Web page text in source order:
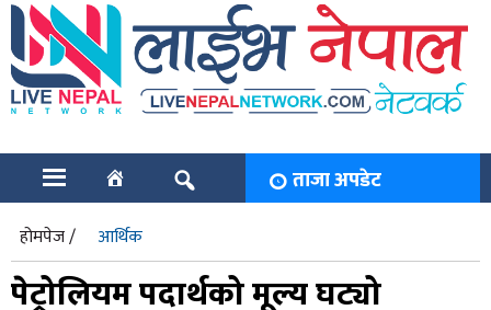
ताजा अपडेट
होमपेज / आर्थिक
पेट्रोलियम पदार्थको मूल्य घट्यो